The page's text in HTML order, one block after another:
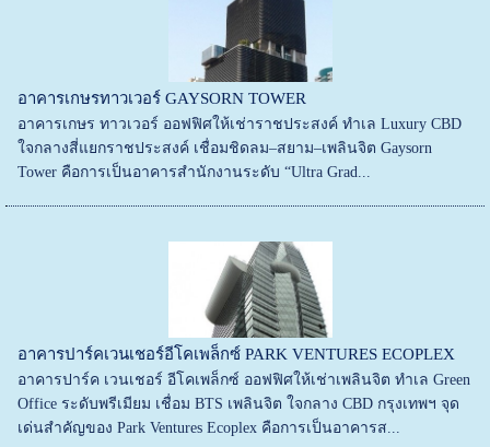
อาคารเกษรทาวเวอร์ GAYSORN TOWER
อาคารเกษร ทาวเวอร์ ออฟฟิศให้เช่าราชประสงค์ ทำเล Luxury CBD
ใจกลางสี่แยกราชประสงค์ เชื่อมชิดลม–สยาม–เพลินจิต Gaysorn
Tower คือการเป็นอาคารสำนักงานระดับ “Ultra Grad...
อาคารปาร์คเวนเชอร์อีโคเพล็กซ์ PARK VENTURES ECOPLEX
อาคารปาร์ค เวนเชอร์ อีโคเพล็กซ์ ออฟฟิศให้เช่าเพลินจิต ทำเล Green
Office ระดับพรีเมียม เชื่อม BTS เพลินจิต ใจกลาง CBD กรุงเทพฯ จุด
เด่นสำคัญของ Park Ventures Ecoplex คือการเป็นอาคารส...